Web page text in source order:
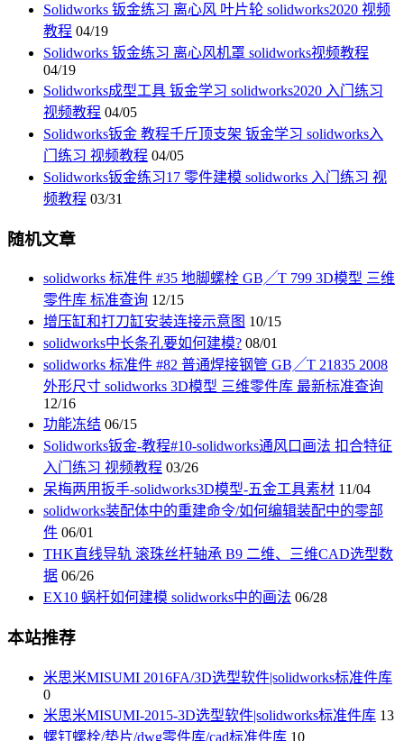
Solidworks 钣金练习 离心风 叶片轮 solidworks2020 视频
教程 04/19
Solidworks 钣金练习 离心风机罩 solidworks视频教程
04/19
Solidworks成型工具 钣金学习 solidworks2020 入门练习
视频教程 04/05
Solidworks钣金 教程千斤顶支架 钣金学习 solidworks入
门练习 视频教程 04/05
Solidworks钣金练习17 零件建模 solidworks 入门练习 视
频教程 03/31
随机文章
solidworks 标准件 #35 地脚螺栓 GB╱T 799 3D模型 三维
零件库 标准查询 12/15
增压缸和打刀缸安装连接示意图 10/15
solidworks中长条孔要如何建模? 08/01
solidworks 标准件 #82 普通焊接钢管 GB╱T 21835 2008
外形尺寸 solidworks 3D模型 三维零件库 最新标准查询
12/16
功能冻结 06/15
Solidworks钣金-教程#10-solidworks通风口画法 扣合特征
入门练习 视频教程 03/26
呆梅两用扳手-solidworks3D模型-五金工具素材 11/04
solidworks装配体中的重建命令/如何编辑装配中的零部
件 06/01
THK直线导轨 滚珠丝杆轴承 B9 二维、三维CAD选型数
据 06/26
EX10 蜗杆如何建模 solidworks中的画法 06/28
本站推荐
米思米MISUMI 2016FA/3D选型软件|solidworks标准件库
0
米思米MISUMI-2015-3D选型软件|solidworks标准件库 13
螺钉螺栓/垫片/dwg零件库/cad标准件库 10